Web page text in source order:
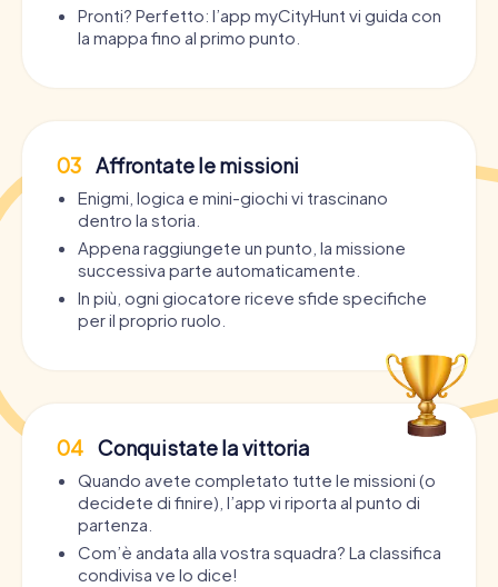
Pronti? Perfetto: l’app myCityHunt vi guida con
la mappa fino al primo punto.
03 Affrontate le missioni
Enigmi, logica e mini-giochi vi trascinano
dentro la storia.
Appena raggiungete un punto, la missione
successiva parte automaticamente.
In più, ogni giocatore riceve sfide specifiche
per il proprio ruolo.
04 Conquistate la vittoria
Quando avete completato tutte le missioni (o
decidete di finire), l’app vi riporta al punto di
partenza.
Com’è andata alla vostra squadra? La classifica
condivisa ve lo dice!